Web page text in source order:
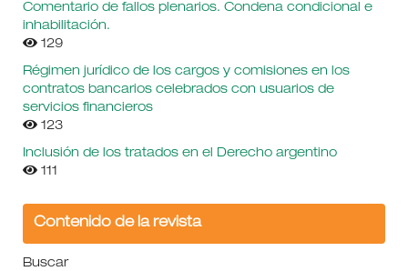
Comentario de fallos plenarios. Condena condicional e
inhabilitación.
129
Régimen jurídico de los cargos y comisiones en los
contratos bancarios celebrados con usuarios de
servicios financieros
123
Inclusión de los tratados en el Derecho argentino
111
Contenido de la revista
Buscar